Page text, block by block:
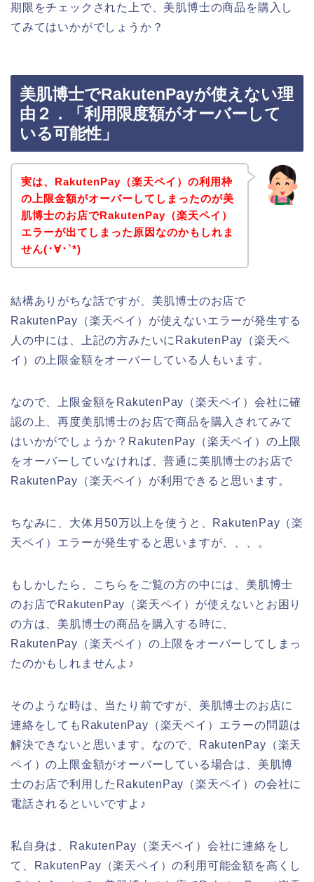
期限をチェックされた上で、美肌博士の商品を購入し
てみてはいかがでしょうか？
美肌博士でRakutenPayが使えない理
由２．「利用限度額がオーバーして
いる可能性」
実は、RakutenPay（楽天ペイ）の利用枠
の上限金額がオーバーしてしまったのが美
肌博士のお店でRakutenPay（楽天ペイ）
エラーが出てしまった原因なのかもしれま
せん(･∀･`*)
結構ありがちな話ですが、美肌博士のお店で
RakutenPay（楽天ペイ）が使えないエラーが発生する
人の中には、上記の方みたいにRakutenPay（楽天ペ
イ）の上限金額をオーバーしている人もいます。
なので、上限金額をRakutenPay（楽天ペイ）会社に確
認の上、再度美肌博士のお店で商品を購入されてみて
はいかがでしょうか？RakutenPay（楽天ペイ）の上限
をオーバーしていなければ、普通に美肌博士のお店で
RakutenPay（楽天ペイ）が利用できると思います。
ちなみに、大体月50万以上を使うと、RakutenPay（楽
天ペイ）エラーが発生すると思いますが、、、。
もしかしたら、こちらをご覧の方の中には、美肌博士
のお店でRakutenPay（楽天ペイ）が使えないとお困り
の方は、美肌博士の商品を購入する時に、
RakutenPay（楽天ペイ）の上限をオーバーしてしまっ
たのかもしれませんよ♪
そのような時は、当たり前ですが、美肌博士のお店に
連絡をしてもRakutenPay（楽天ペイ）エラーの問題は
解決できないと思います。なので、RakutenPay（楽天
ペイ）の上限金額がオーバーしている場合は、美肌博
士のお店で利用したRakutenPay（楽天ペイ）の会社に
電話されるといいですよ♪
私自身は、RakutenPay（楽天ペイ）会社に連絡をし
て、RakutenPay（楽天ペイ）の利用可能金額を高くし